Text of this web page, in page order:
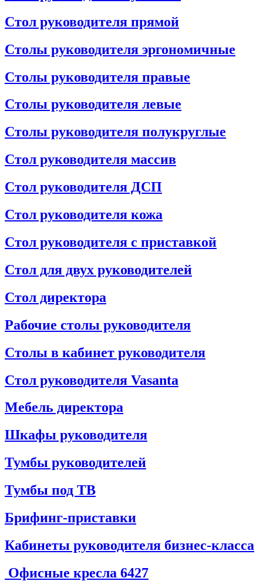
Стол руководителя прямой
Столы руководителя эргономичные
Столы руководителя правые
Столы руководителя левые
Столы руководителя полукруглые
Стол руководителя массив
Стол руководителя ДСП
Стол руководителя кожа
Стол руководителя с приставкой
Стол для двух руководителей
Стол директора
Рабочие столы руководителя
Столы в кабинет руководителя
Стол руководителя Vasanta
Мебель директора
Шкафы руководителя
Тумбы руководителей
Тумбы под ТВ
Брифинг-приставки
Кабинеты руководителя бизнес-класса
Офисные кресла 6427